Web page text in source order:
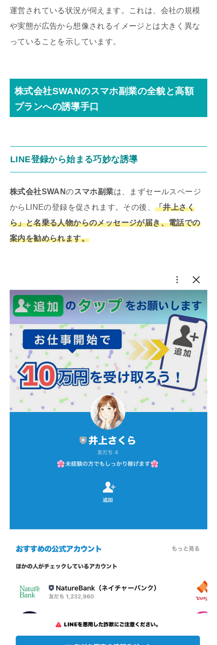
運営されている状況が伺えます。これは、会社の規模
や実態が広告から想像されるイメージとは大きく異な
っていることを示しています。
株式会社SWANのスマホ副業の全貌と高額
プランへの誘導手口
LINE登録から始まる巧妙な誘導
株式会社SWANのスマホ副業は、まずセールスページ
からLINEの登録を促されます。その後、 「井上さく
ら」と名乗る人物からのメッセージが届き、電話での
案内を勧められます。